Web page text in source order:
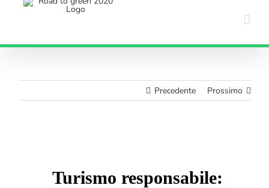
Precedente Prossimo
Turismo responsabile: